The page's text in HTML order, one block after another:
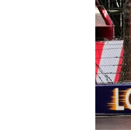
INDYCAR